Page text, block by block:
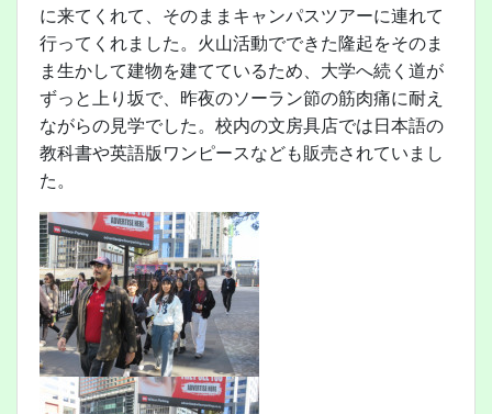
に来てくれて、そのままキャンパスツアーに連れて
行ってくれました。火山活動でできた隆起をそのま
ま生かして建物を建てているため、大学へ続く道が
ずっと上り坂で、昨夜のソーラン節の筋肉痛に耐え
ながらの見学でした。校内の文房具店では日本語の
教科書や英語版ワンピースなども販売されていまし
た。